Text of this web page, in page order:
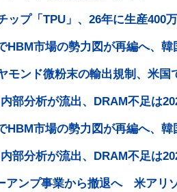
ップ「TPU」、26年に生産400
HBM市場の勢力図が再編へ、
モンド微粉末の輸出規制、米国
部分析が流出、DRAM不足は
HBM市場の勢力図が再編へ、
部分析が流出、DRAM不足は
アンプ事業から撤退へ 米アリ